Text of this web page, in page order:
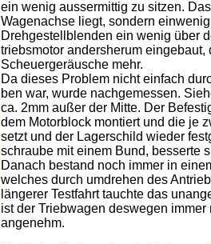
ein wenig aussermittig zu sitzen.
Wagenachse liegt, sondern
Drehgestellblenden ein wenig über
triebsmotor andersherum
Scheuergeräusche mehr.
Da dieses Problem nicht einfach
ben war, wurde nachgemessen.
ca. 2mm außer der Mitte. Der
dem Motorblock montiert und die je
setzt und der Lagerschild wieder
schraube mit einem Bund, besserte
Danach bestand noch immer in
welches durch umdrehen des
längerer Testfahrt tauchte das
ist der Triebwagen deswegen
angenehm.